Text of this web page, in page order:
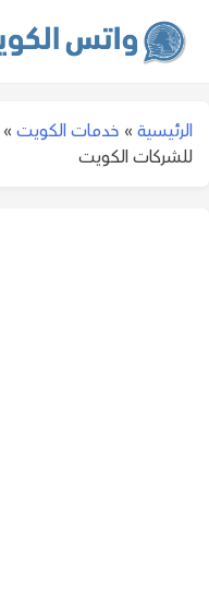
الرئيسية » خدمات الكويت »
للشركات الكويت